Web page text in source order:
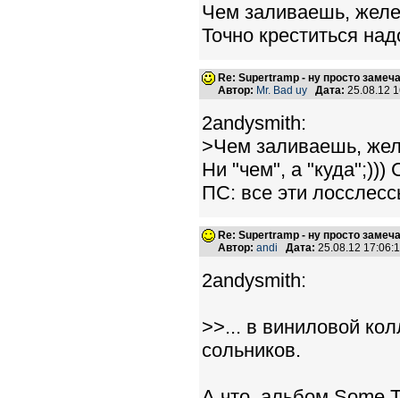
Чем заливаешь,
Точно креститься
Re: Supertramp - ну просто
Автор: Mr. Bad uy Дата: 25.08.12
2andysmith:
>Чем заливаешь,
Ни "чем", а "куда";)))
ПС: все эти
Re: Supertramp - ну просто
Автор: andi Дата: 25.08.12
2andysmith:
>>... в виниловой
сольников.